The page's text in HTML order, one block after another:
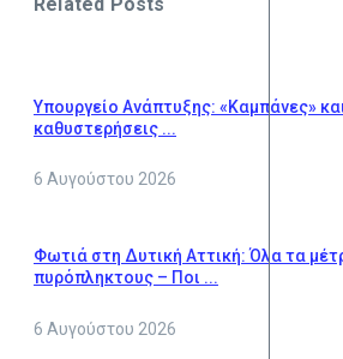
Υπουργείο Ανάπτυξης: «Καμπάνες»
καθυστερήσεις ...
6 Αυγούστου 2026
Φωτιά στη Δυτική Αττική: Όλα τα
πυρόπληκτους – Ποι ...
6 Αυγούστου 2026